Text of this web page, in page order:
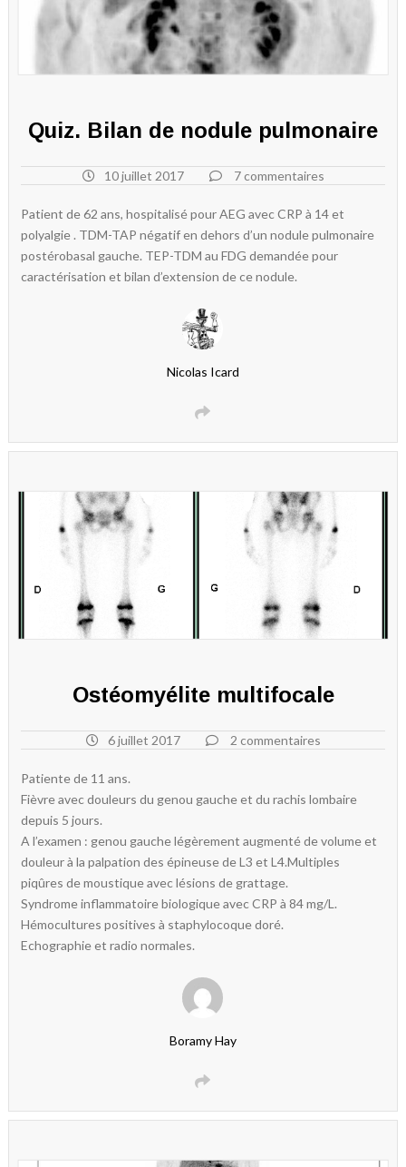
Quiz. Bilan de nodule pulmonaire
10 juillet 2017 7 commentaires
Patient de 62 ans, hospitalisé pour AEG avec CRP à 14 et
polyalgie . TDM-TAP négatif en dehors d’un nodule pulmonaire
postérobasal gauche. TEP-TDM au FDG demandée pour
caractérisation et bilan d’extension de ce nodule.
Nicolas Icard
Ostéomyélite multifocale
6 juillet 2017 2 commentaires
Patiente de 11 ans.
Fièvre avec douleurs du genou gauche et du rachis lombaire
depuis 5 jours.
A l’examen : genou gauche légèrement augmenté de volume et
douleur à la palpation des épineuse de L3 et L4.Multiples
piqûres de moustique avec lésions de grattage.
Syndrome inflammatoire biologique avec CRP à 84 mg/L.
Hémocultures positives à staphylocoque doré.
Echographie et radio normales.
Boramy Hay